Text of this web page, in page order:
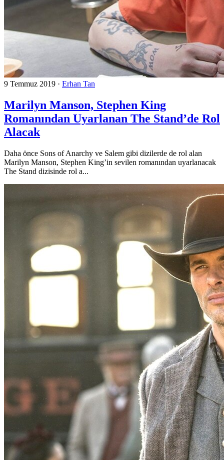
9 Temmuz 2019 · Erhan Tan
Marilyn Manson, Stephen King
Romanından Uyarlanan The Stand’de Rol
Alacak
Daha önce Sons of Anarchy ve Salem gibi dizilerde de rol alan
Marilyn Manson, Stephen King’in sevilen romanından uyarlanacak
The Stand dizisinde rol a...